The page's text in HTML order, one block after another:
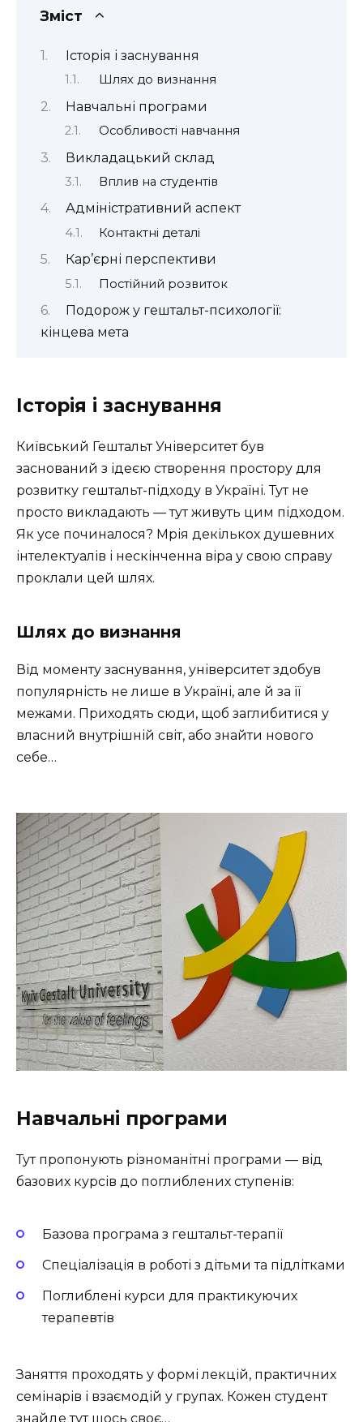
Зміст
Історія і заснування
Шлях до визнання
Навчальні програми
Особливості навчання
Викладацький склад
Вплив на студентів
Адміністративний аспект
Контактні деталі
Кар’єрні перспективи
Постійний розвиток
Подорож у гештальт-психології:
кінцева мета
Історія і заснування
Київський Гештальт Університет був
заснований з ідеєю створення простору для
розвитку гештальт-підходу в Україні. Тут не
просто викладають — тут живуть цим підходом.
Як усе починалося? Мрія декількох душевних
інтелектуалів і нескінченна віра у свою справу
проклали цей шлях.
Шлях до визнання
Від моменту заснування, університет здобув
популярність не лише в Україні, але й за її
межами. Приходять сюди, щоб заглибитися у
власний внутрішній світ, або знайти нового
себе…
Навчальні програми
Тут пропонують різноманітні програми — від
базових курсів до поглиблених ступенів:
Базова програма з гештальт-терапії
Спеціалізація в роботі з дітьми та підлітками
Поглиблені курси для практикуючих
терапевтів
Заняття проходять у формі лекцій, практичних
семінарів і взаємодій у групах. Кожен студент
знайде тут щось своє…